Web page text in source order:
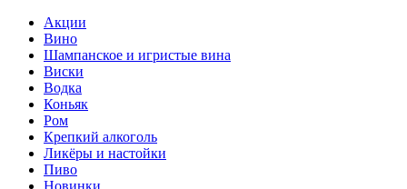
Акции
Вино
Шампанское и игристые вина
Виски
Водка
Коньяк
Ром
Крепкий алкоголь
Ликёры и настойки
Пиво
Новинки